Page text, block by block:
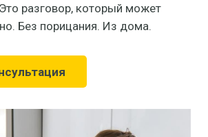
разговор, который может
Без порицания. Из дома.